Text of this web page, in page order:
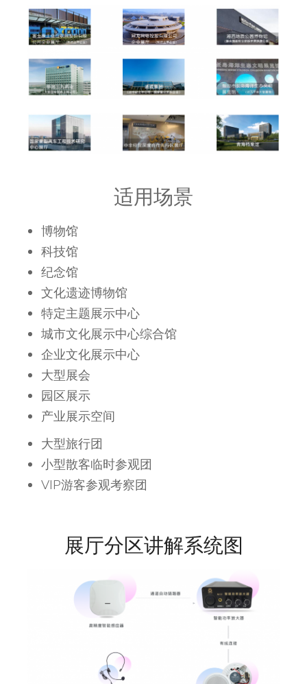
适用场景
博物馆
科技馆
纪念馆
文化遗迹博物馆
特定主题展示中心
城市文化展示中心综合馆
企业文化展示中心
大型展会
园区展示
产业展示空间
大型旅行团
小型散客临时参观团
VIP游客参观考察团
展厅分区讲解系统图